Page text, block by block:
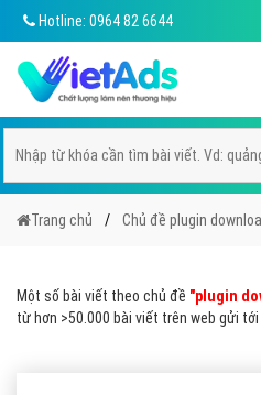
Hotline: 0964 82 6644
Trang chủ Chủ đề plugin
Một số bài viết theo chủ đề "plugin
từ hơn >50.000 bài viết trên web gửi tới